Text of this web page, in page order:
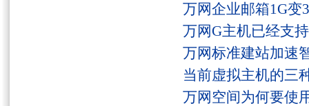
万网企业邮箱1G变
万网G主机已经支
万网标准建站加速
当前虚拟主机的三
万网空间为何要使